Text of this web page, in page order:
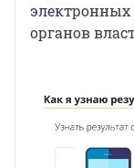
электронных
органов